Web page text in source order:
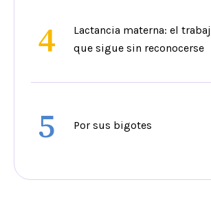
4
Lactancia materna: el
que sigue sin reconocerse
5 Por sus bigotes